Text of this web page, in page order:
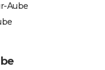
Aube